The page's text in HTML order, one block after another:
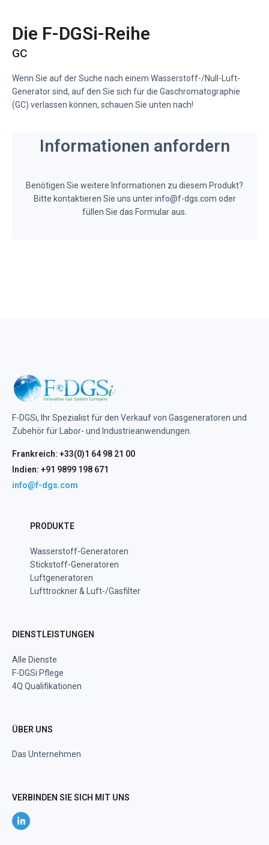
Die F-DGSi-Reihe
GC
Wenn Sie auf der Suche nach einem Wasserstoff-/Null-Luft-
Generator sind, auf den Sie sich für die Gaschromatographie
(GC) verlassen können, schauen Sie unten nach!
Informationen anfordern
Benötigen Sie weitere Informationen zu diesem Produkt?
Bitte kontaktieren Sie uns unter info@f-dgs.com oder
füllen Sie das Formular aus.
F-DGSi, Ihr Spezialist für den Verkauf von Gasgeneratoren und
Zubehör für Labor- und Industrieanwendungen.
Frankreich: +33(0)1 64 98 21 00
Indien: +91 9899 198 671
info@f-dgs.com
PRODUKTE
Wasserstoff-Generatoren
Stickstoff-Generatoren
Luftgeneratoren
Lufttrockner & Luft-/Gasfilter
DIENSTLEISTUNGEN
Alle Dienste
F-DGSi Pflege
4Q Qualifikationen
ÜBER UNS
Das Unternehmen
VERBINDEN SIE SICH MIT UNS